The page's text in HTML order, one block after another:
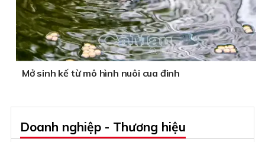
Mở sinh kế từ mô hình nuôi cua đinh
Doanh nghiệp - Thương hiệu